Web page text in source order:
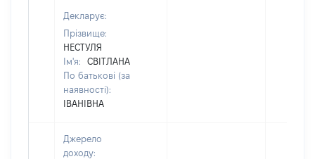
Декларує:
Прізвище:
НЕСТУЛЯ
Ім'я:
СВІТЛАНА
По батькові (за
наявності):
ІВАНІВНА
Джерело
доходу: